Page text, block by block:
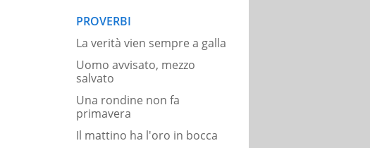
PROVERBI
La verità vien sempre a galla
Uomo avvisato, mezzo
salvato
Una rondine non fa
primavera
Il mattino ha l'oro in bocca